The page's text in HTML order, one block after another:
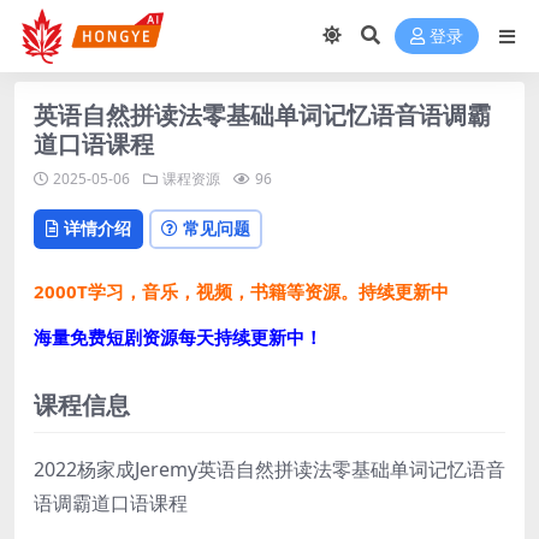
登录
英语自然拼读法零基础单词记忆语音语调霸
道口语课程
2025-05-06 课程资源 96
详情介绍 常见问题
2000T学习，音乐，视频，书籍等资源。持续更新中
海量免费短剧资源每天持续更新中！
课程信息
2022杨家成Jeremy英语自然拼读法零基础单词记忆语音
语调霸道口语课程